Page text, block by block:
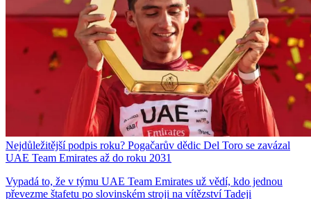
Nejdůležitější podpis roku? Pogačarův dědic Del Toro se zavázal
UAE Team Emirates až do roku 2031
Vypadá to, že v týmu UAE Team Emirates už vědí, kdo jednou
převezme štafetu po slovinském stroji na vítězství Tadeji